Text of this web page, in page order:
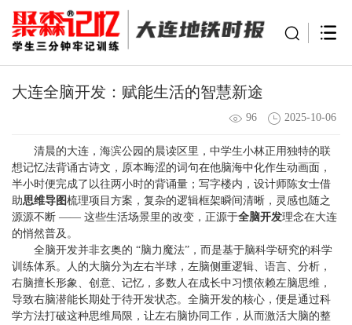
大连全脑开发：赋能生活的智慧新途
96 2025-10-06
清晨的大连，海滨公园的晨读区里，中学生小林正用独特的联
想记忆法背诵古诗文，原本晦涩的词句在他脑海中化作生动画面，
半小时便完成了以往两小时的背诵量；写字楼内，设计师陈女士借
助思维导图梳理项目方案，复杂的逻辑框架瞬间清晰，灵感也随之
源源不断 —— 这些生活场景里的改变，正源于全脑开发理念在大连
的悄然普及。
全脑开发并非玄奥的 “脑力魔法”，而是基于脑科学研究的科学
训练体系。人的大脑分为左右半球，左脑侧重逻辑、语言、分析，
右脑擅长形象、创意、记忆，多数人在成长中习惯依赖左脑思维，
导致右脑潜能长期处于待开发状态。全脑开发的核心，便是通过科
学方法打破这种思维局限，让左右脑协同工作，从而激活大脑的整